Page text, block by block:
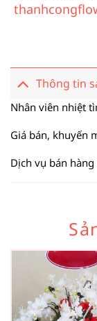
Thông tin
Nhân viên nhiệt
Giá bán, khuyến
Dịch vụ bán